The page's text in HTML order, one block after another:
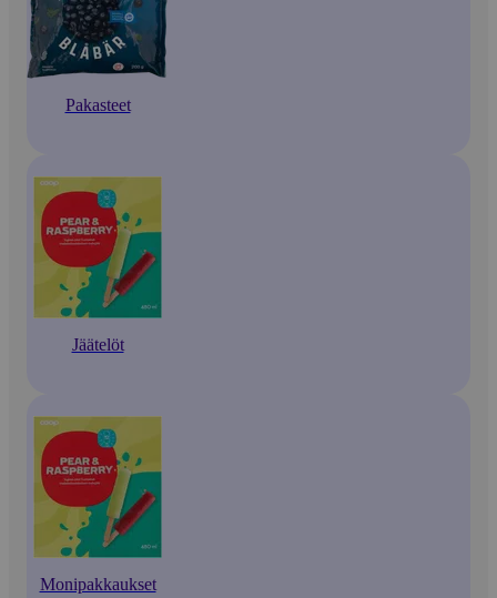
Pakasteet
Jäätelöt
Monipakkaukset